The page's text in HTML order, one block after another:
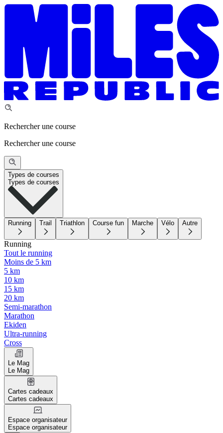
Rechercher une course
Rechercher une course
Types de courses
Types de courses
Running Trail Triathlon Course fun Marche Vélo Autre
Running
Tout le running
Moins de 5 km
5 km
10 km
15 km
20 km
Semi-marathon
Marathon
Ekiden
Ultra-running
Cross
Le Mag
Le Mag
Cartes cadeaux
Cartes cadeaux
Espace organisateur
Espace organisateur